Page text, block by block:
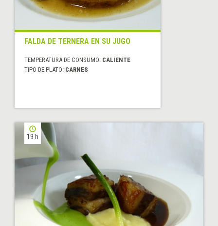
FALDA DE TERNERA EN SU JUGO
TEMPERATURA DE CONSUMO: CALIENTE
TIPO DE PLATO: CARNES
19 h